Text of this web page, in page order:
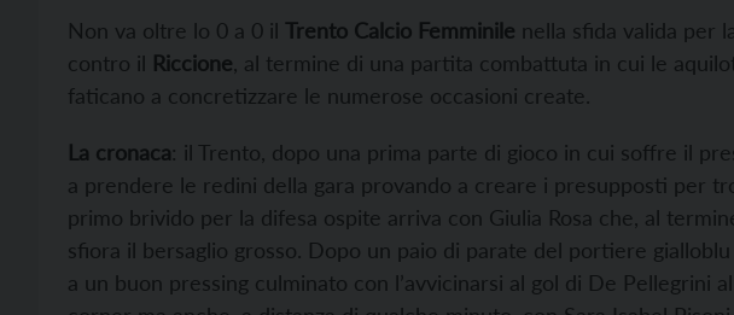
Non va oltre lo 0 a 0 il Trento Calcio Femminile nella sfida valida per
contro il Riccione , al termine di una partita combattuta in cui le
faticano a concretizzare le numerose occasioni create.
La cronaca: il Trento, dopo una prima parte di gioco in cui soffre il
a prendere le redini della gara provando a creare i presupposti per
primo brivido per la difesa ospite arriva con Giulia Rosa che, al
sfiora il bersaglio grosso. Dopo un paio di parate del portiere
a un buon pressing culminato con l’avvicinarsi al gol di De Pellegrini